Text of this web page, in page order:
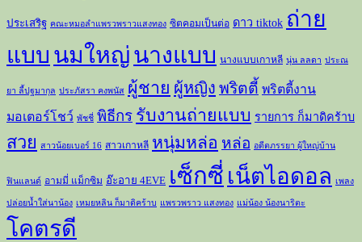
ประเสริฐ คณะหมอลำแพรวพราวแสงทอง ซิตคอมเป็นต่อ ดาว tiktok ถ่าย
แบบ นมใหญ่นางแบบ นางแบบเกาหลี นุ่น ลลดา ประณ
ยา ลี้ปฐมากุล ประภัสรา คงพนัส ผู้ชาย ผู้หญิง พริตตี้ พริตตี้งาน
มอเตอร์โชว์ พัชชี่ พิธีกร รับงานถ่ายแบบ รายการ ก็มาดิคร้าบ
สวย สาวน้อยเบอร์ 16 สาวเกาหลี หนุ่มหล่อ หล่อ อดีตภรรยา ผู้ใหญ่บ้าน
ฟินแลนด์ อามมี่ แม็กซิม อ๊ะอาย 4EVE เซ็กซี่ เน็ตไอดอล เพลง
ปล่อยน้ำใส่นาน้อง เหมยหลิน ก็มาดิคร้าบ แพรวพราว แสงทอง แม่น้อง น้องนาริตะ
โคตรดี